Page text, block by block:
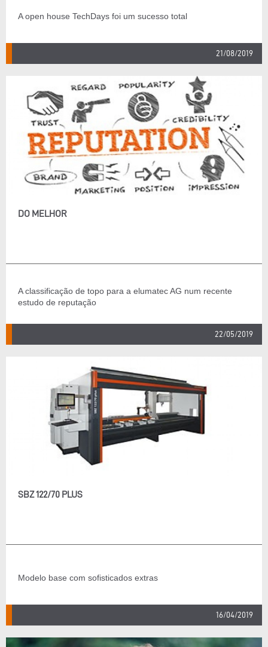
A open house TechDays foi um sucesso total
21/08/2019
DO MELHOR
A classificação de topo para a elumatec AG num recente
estudo de reputação
22/05/2019
SBZ 122/70 PLUS
Modelo base com sofisticados extras
16/04/2019